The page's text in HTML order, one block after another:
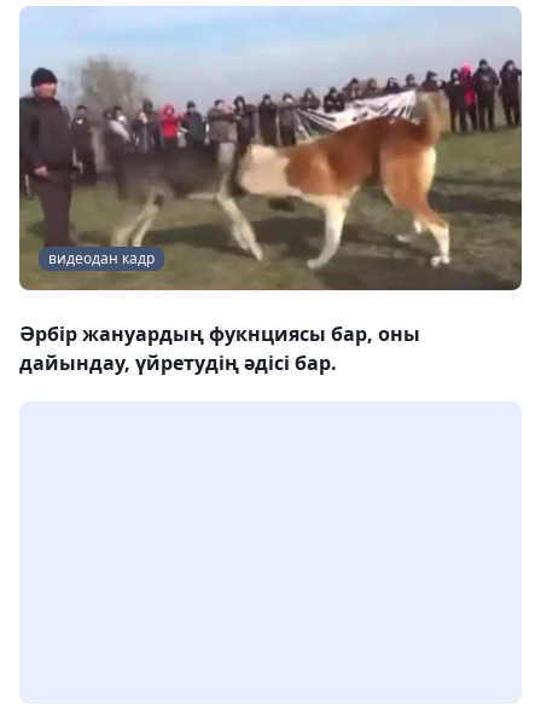
видеодан кадр
Әрбір жануардың фукнциясы бар, оны
дайындау, үйретудің әдісі бар.